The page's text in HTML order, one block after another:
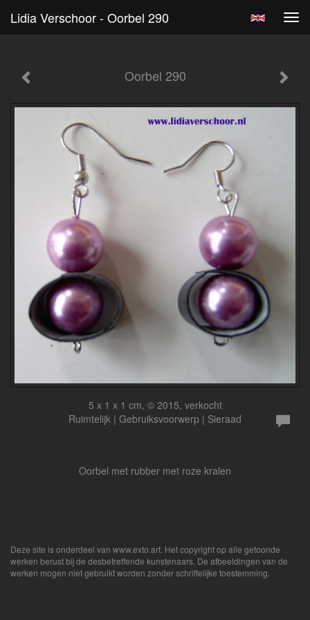
Lidia Verschoor - Oorbel 290
Oorbel 290
5 x 1 x 1 cm, © 2015, verkocht
Ruimtelijk | Gebruiksvoorwerp | Sieraad
Oorbel met rubber met roze kralen
Deze site is onderdeel van www.exto.art . Het copyright op alle getoonde
werken berust bij de desbetreffende kunstenaars. De afbeeldingen van de
werken mogen niet gebruikt worden zonder schriftelijke toestemming.